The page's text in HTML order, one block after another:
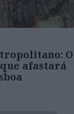
O
afastará